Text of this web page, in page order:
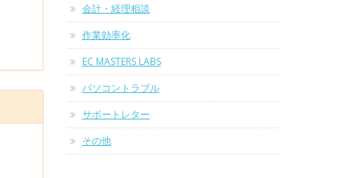
会計・経理相談
作業効率化
EC MASTERS LABS
パソコントラブル
サポートレター
その他